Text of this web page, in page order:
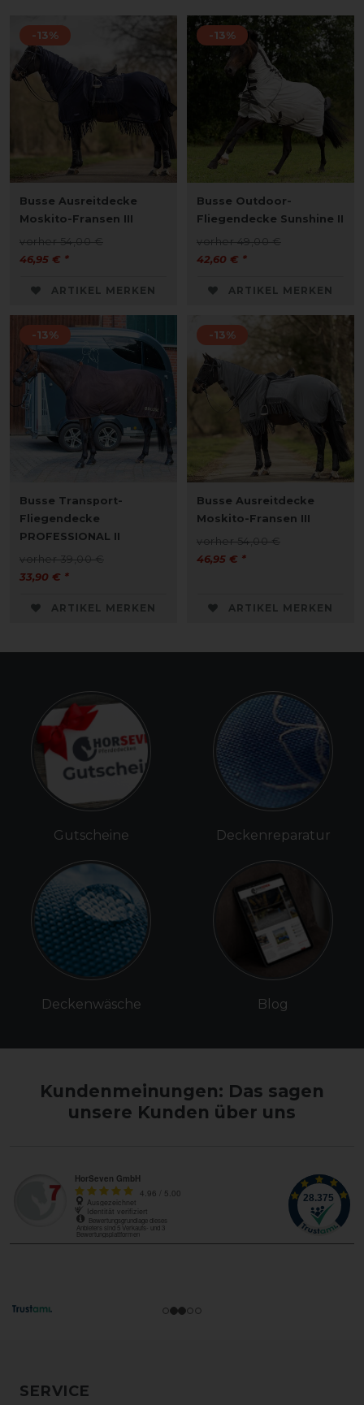
-13%
Busse Ausreitdecke
Moskito-Fransen III
vorher 54,00 €
46,95 € *
ARTIKEL MERKEN
-13%
Busse Outdoor-
Fliegendecke Sunshine II
vorher 49,00 €
42,60 € *
ARTIKEL MERKEN
-13%
Busse Transport-
Fliegendecke
PROFESSIONAL II
vorher 39,00 €
33,90 € *
ARTIKEL MERKEN
-13%
Busse Ausreitdecke
Moskito-Fransen III
vorher 54,00 €
46,95 € *
ARTIKEL MERKEN
Gutscheine
Deckenwäsche
Deckenreparatur
Blog
Kundenmeinungen: Das sagen
unsere Kunden über uns
SERVICE